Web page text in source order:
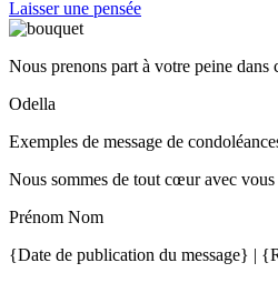
Laisser une pensée
Nous prenons part à votre peine
Odella
Exemples de message de
Nous sommes de tout cœur avec
Prénom Nom
{Date de publication du message} |